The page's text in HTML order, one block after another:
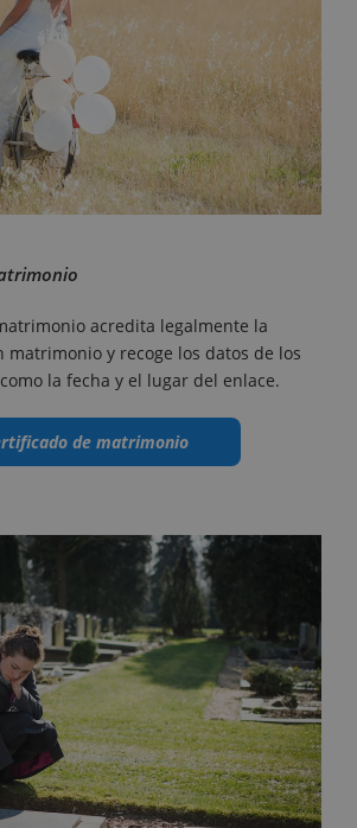
acredita legalmente la
matrimonio y recoge los datos de los
la fecha y el lugar del enlace.
de matrimonio